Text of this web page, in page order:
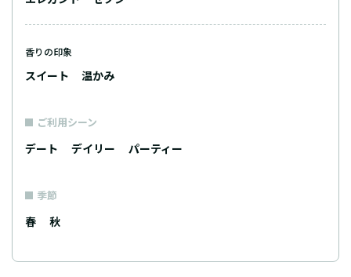
香りの印象
スイート 温かみ
ご利用シーン
デート デイリー パーティー
季節
春 秋